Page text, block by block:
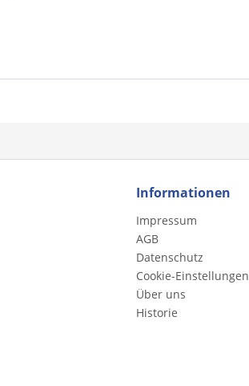
Informationen
Impressum
AGB
Datenschutz
Cookie-Einstellungen
Über uns
Historie